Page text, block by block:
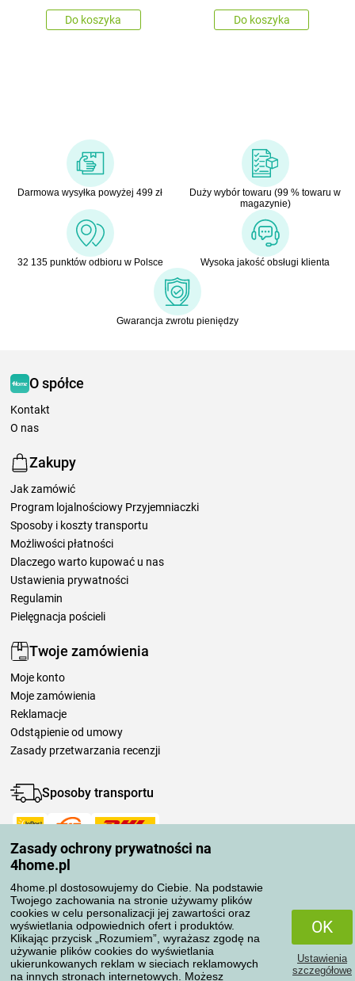
Zasady ochrony prywatności na
4home.pl
4home.pl dostosowujemy do Ciebie. Na podstawie
Twojego zachowania na stronie używamy plików
cookies w celu personalizacji jej zawartości oraz
wyświetlania odpowiednich ofert i produktów.
Klikając przycisk „Rozumiem”, wyrażasz zgodę na
używanie plików cookies do wyświetlania
ukierunkowanych reklam w sieciach reklamowych
na innych stronach internetowych. Możesz
OK
Ustawienia
szczegółowe
Do koszyka Do koszyka
Darmowa wysyłka powyżej 499 zł
Duży wybór towaru (99 % towaru w
magazynie)
32 135 punktów odbioru w Polsce Wysoka jakość obsługi klienta
Gwarancja zwrotu pieniędzy
O spółce
Kontakt
O nas
Zakupy
Jak zamówić
Program lojalnościowy Przyjemniaczki
Sposoby i koszty transportu
Możliwości płatności
Dlaczego warto kupować u nas
Ustawienia prywatności
Regulamin
Pielęgnacja pościeli
Twoje zamówienia
Moje konto
Moje zamówienia
Reklamacje
Odstąpienie od umowy
Zasady przetwarzania recenzji
Sposoby transportu
Metody płatności
Niezawodny sklep